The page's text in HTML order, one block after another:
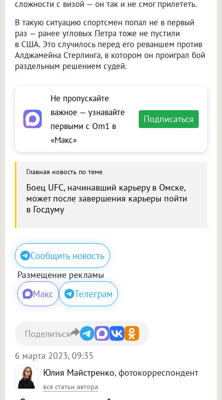
сложности с визой — он так и не смог прилететь.
В такую ситуацию спортсмен попал не в первый
раз — ранее угловых Петра тоже не пустили
в США. Это случилось перед его реваншем против
Алджамейна Стерлинга, в котором он проиграл бой
раздельным решением судей.
Не пропускайте
важное — узнавайте
первыми с Om1 в
«Макс»
Подписаться
Главная новость по теме
Боец UFC, начинавший карьеру в Омске,
может после завершения карьеры пойти
в Госдуму
Сообщить новость
Размещение рекламы
Макс Телеграм
Юлия Майстренко, фотокорреспондент
все статьи автора
6 марта 2023, 09:35
Поделиться